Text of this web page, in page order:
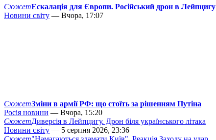
СюжетЕскалація для Європи. Російський дрон в Лейпцигу
Новини світу — Вчора, 17:07
СюжетЗміни в армії РФ: що стоїть за рішенням Путіна
Росія новини — Вчора, 15:20
СюжетДиверсія в Лейпцигу. Дрон біля українського літака
Новини світу — 5 серпня 2026, 23:36